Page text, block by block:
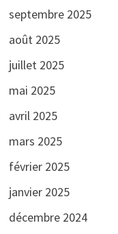
septembre 2025
août 2025
juillet 2025
mai 2025
avril 2025
mars 2025
février 2025
janvier 2025
décembre 2024